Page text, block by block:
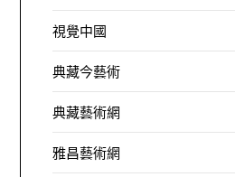
視覺中國
典藏今藝術
典藏藝術網
雅昌藝術網